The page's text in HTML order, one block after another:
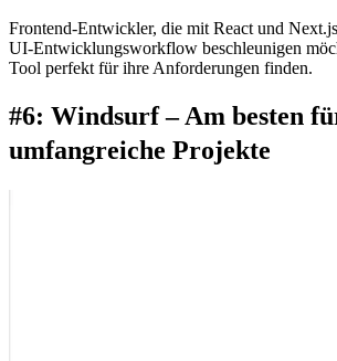
Frontend-Entwickler, die mit React und
UI-Entwicklungsworkflow beschleunigen
Tool perfekt für ihre Anforderungen finden.
#6: Windsurf – Am besten
umfangreiche Projekte